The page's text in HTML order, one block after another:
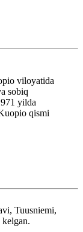
viloyatida
sobiq
yilda
qismi
Tuusniemi,